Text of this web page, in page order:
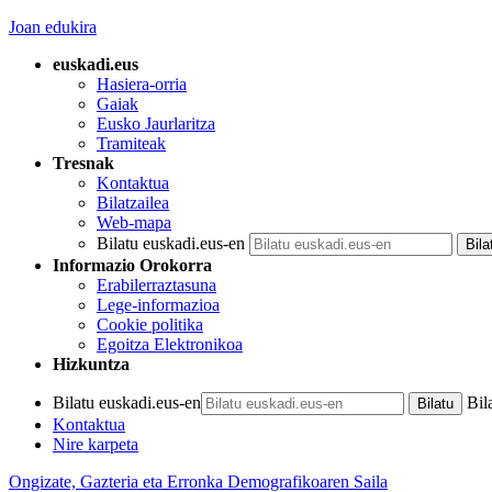
Joan edukira
euskadi.eus
Hasiera-orria
Gaiak
Eusko Jaurlaritza
Tramiteak
Tresnak
Kontaktua
Bilatzailea
Web-mapa
Bilatu euskadi.eus-en
Informazio Orokorra
Erabilerraztasuna
Lege-informazioa
Cookie politika
Egoitza Elektronikoa
Hizkuntza
Bilatu euskadi.eus-en
Kontaktua
Nire karpeta
Ongizate, Gazteria eta Erronka Demografikoaren Saila